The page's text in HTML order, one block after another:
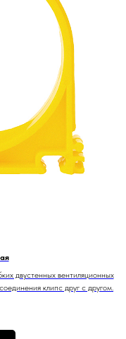
двустенных вентиляционных
клипс друг с другом.